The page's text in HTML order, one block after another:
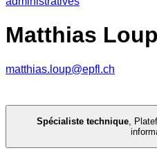
Matthias Loup
matthias.loup@epfl.ch
Spécialiste technique,